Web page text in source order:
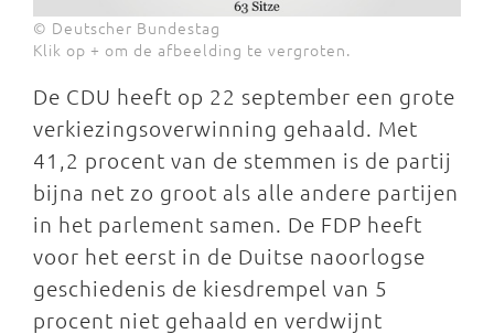
© Deutscher Bundestag
Klik op + om de afbeelding te vergroten.
De CDU heeft op 22 september een grote
verkiezingsoverwinning gehaald. Met
41,2 procent van de stemmen is de partij
bijna net zo groot als alle andere partijen
in het parlement samen. De FDP heeft
voor het eerst in de Duitse naoorlogse
geschiedenis de kiesdrempel van 5
procent niet gehaald en verdwijnt